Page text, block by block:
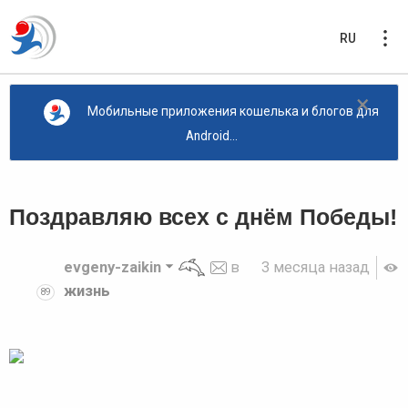
RU
×
Мобильные приложения кошелька и блогов для
Android...
Поздравляю всех с днём Победы!
3 месяца назад
89
evgeny-zaikin
в
жизнь